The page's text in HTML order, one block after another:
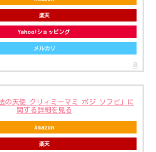
楽天
Yahoo!ショッピング
メルカリ
の天使 クリィミーマミ ポジ ソフビ」に
関する詳細を見る
Amazon
楽天